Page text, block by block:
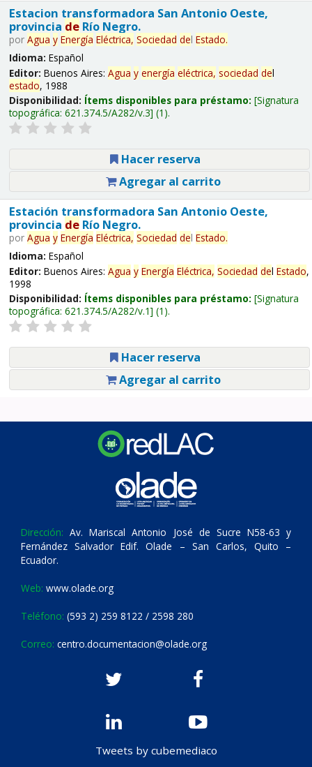
Estacion transformadora San Antonio Oeste,
provincia deRío Negro.
por Agua y Energía Eléctrica, Sociedad del Estado.
Idioma: Español
Editor: Buenos Aires: Agua y energía eléctrica, sociedad del
estado, 1988
Disponibilidad: Ítems disponibles para préstamo: Signatura
topográfica: 621.374.5/A282/v.3 (1).
Hacer reserva
Agregar al carrito
Estación transformadora San Antonio Oeste,
provincia deRío Negro.
por Agua y Energía Eléctrica, Sociedad del Estado.
Idioma: Español
Editor: Buenos Aires: Agua y Energía Eléctrica, Sociedad del Estado,
1998
Disponibilidad: Ítems disponibles para préstamo: Signatura
topográfica: 621.374.5/A282/v.1 (1).
Hacer reserva
Agregar al carrito
Dirección: Av. Mariscal Antonio José de Sucre N58-63 y
Fernández Salvador Edif. Olade – San Carlos, Quito –
Ecuador.
Web: www.olade.org
Teléfono: (593 2) 259 8122 / 2598 280
Correo: centro.documentacion@olade.org
Tweets by cubemediaco